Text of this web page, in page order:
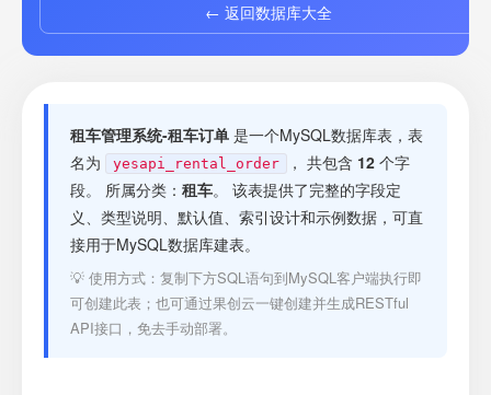
套餐
接口测试
← 返回数据库大全
租车管理系统-租车订单 是一个MySQL数据库表，表
名为
yesapi_rental_order ， 共包含 12 个字
段。 所属分类： 租车。 该表提供了完整的字段定
义、类型说明、默认值、索引设计和示例数据，可直
接用于MySQL数据库建表。
💡 使用方式：复制下方SQL语句到MySQL客户端执行即
可创建此表；也可通过果创云一键创建并生成RESTful
API接口，免去手动部署。